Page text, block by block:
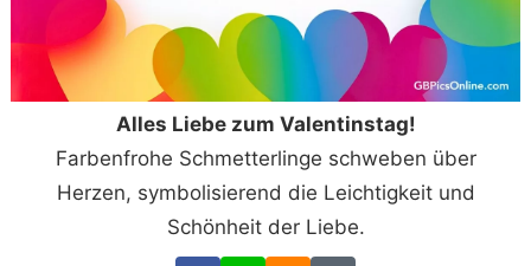
Alles Liebe zum Valentinstag!
Farbenfrohe Schmetterlinge schweben über
Herzen, symbolisierend die Leichtigkeit und
Schönheit der Liebe.